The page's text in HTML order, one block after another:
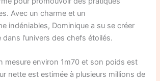
Avec un charme et un
indéniables, Dominique a su se créer
dans l’univers des chefs étoilés.
mesure environ 1m70 et son poids est
nette est estimée à plusieurs millions de